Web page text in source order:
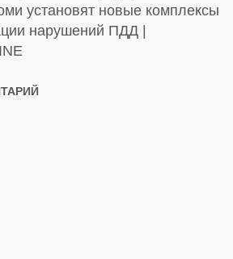
установят новые комплексы
нарушений ПДД |